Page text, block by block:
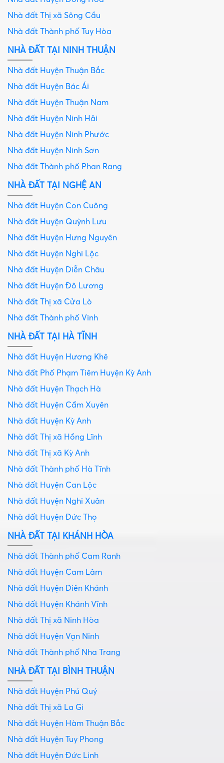
Nhà đất Thị xã Sông Cầu
Nhà đất Thành phố Tuy Hòa
NHÀ ĐẤT TẠI NINH THUẬN
Nhà đất Huyện Thuận Bắc
Nhà đất Huyện Bác Ái
Nhà đất Huyện Thuận Nam
Nhà đất Huyện Ninh Hải
Nhà đất Huyện Ninh Phước
Nhà đất Huyện Ninh Sơn
Nhà đất Thành phố Phan Rang
NHÀ ĐẤT TẠI NGHỆ AN
Nhà đất Huyện Con Cuông
Nhà đất Huyện Quỳnh Lưu
Nhà đất Huyện Hưng Nguyên
Nhà đất Huyện Nghi Lộc
Nhà đất Huyện Diễn Châu
Nhà đất Huyện Đô Lương
Nhà đất Thị xã Cửa Lò
Nhà đất Thành phố Vinh
NHÀ ĐẤT TẠI HÀ TĨNH
Nhà đất Huyện Hương Khê
Nhà đất Phố Phạm Tiêm Huyện Kỳ Anh
Nhà đất Huyện Thạch Hà
Nhà đất Huyện Cẩm Xuyên
Nhà đất Huyện Kỳ Anh
Nhà đất Thị xã Hồng Lĩnh
Nhà đất Thị xã Kỳ Anh
Nhà đất Thành phố Hà Tĩnh
Nhà đất Huyện Can Lộc
Nhà đất Huyện Nghi Xuân
Nhà đất Huyện Đức Thọ
NHÀ ĐẤT TẠI KHÁNH HÒA
Nhà đất Thành phố Cam Ranh
Nhà đất Huyện Cam Lâm
Nhà đất Huyện Diên Khánh
Nhà đất Huyện Khánh Vĩnh
Nhà đất Thị xã Ninh Hòa
Nhà đất Huyện Vạn Ninh
Nhà đất Thành phố Nha Trang
NHÀ ĐẤT TẠI BÌNH THUẬN
Nhà đất Huyện Phú Quý
Nhà đất Thị xã La Gi
Nhà đất Huyện Hàm Thuận Bắc
Nhà đất Huyện Tuy Phong
Nhà đất Huyện Đức Linh